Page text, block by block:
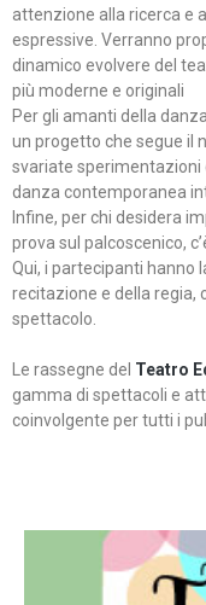
attenzione alla ricerca e
espressive. Verranno
dinamico evolvere del
più moderne e originali
Per gli amanti della
un progetto che segue il
svariate sperimentazioni
danza contemporanea
Infine, per chi desidera
prova sul palcoscenico,
Qui, i partecipanti hanno
recitazione e della regia,
spettacolo.
Le rassegne del Teatro
gamma di spettacoli e
coinvolgente per tutti i